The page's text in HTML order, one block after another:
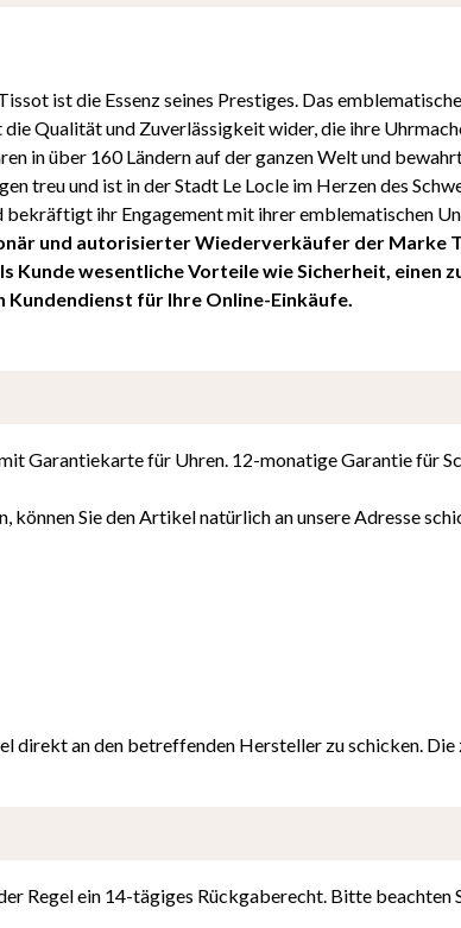
ist die Essenz seines Prestiges. Das
Qualität und Zuverlässigkeit wider, die ihre
in über 160 Ländern auf der ganzen Welt und
treu und ist in der Stadt Le Locle im Herzen des
bekräftigt ihr Engagement mit ihrer emblematischen
und autorisierter Wiederverkäufer der Marke
Kunde wesentliche Vorteile wie Sicherheit, einen
für Ihre Online-Einkäufe.
Garantiekarte für Uhren. 12-monatige Garantie für
können Sie den Artikel natürlich an unsere Adresse
direkt an den betreffenden Hersteller zu schicken. Die
Regel ein 14-tägiges Rückgaberecht. Bitte beachten